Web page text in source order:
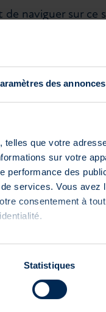
des annonces
que votre
sur votre
performance des
services. Vous
consentement à
qui peuvent être
Statistiques
naviguer sur ce